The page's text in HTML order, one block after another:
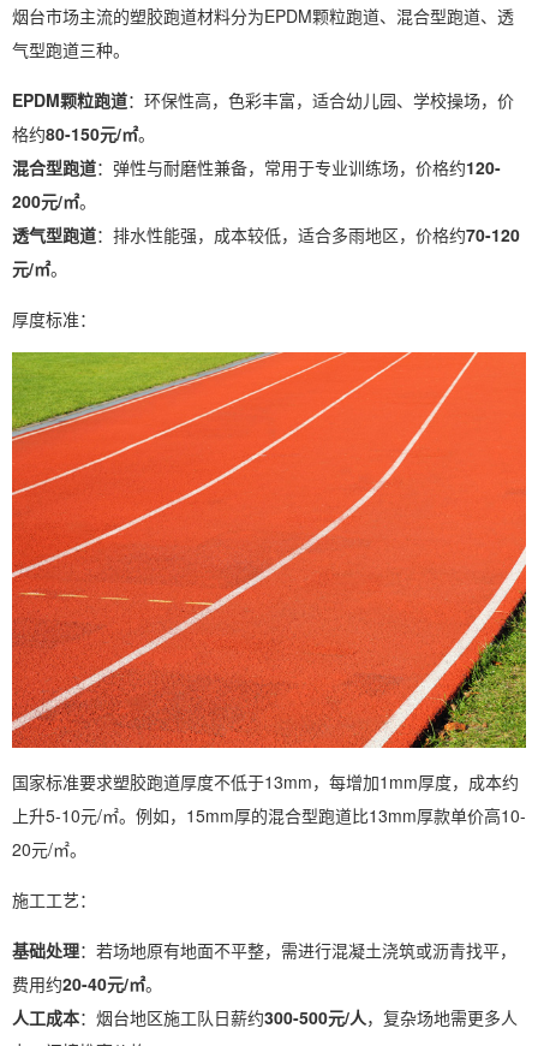
烟台市场主流的塑胶跑道材料分为EPDM颗粒跑道、混合型跑道、透
气型跑道三种。
EPDM颗粒跑道：环保性高，色彩丰富，适合幼儿园、学校操场，价
格约80-150元/㎡。
混合型跑道：弹性与耐磨性兼备，常用于专业训练场，价格约120-
200元/㎡。
透气型跑道：排水性能强，成本较低，适合多雨地区，价格约70-120
元/㎡。
厚度标准：
国家标准要求塑胶跑道厚度不低于13mm，每增加1mm厚度，成本约
上升5-10元/㎡。例如，15mm厚的混合型跑道比13mm厚款单价高10-
20元/㎡。
施工工艺：
基础处理：若场地原有地面不平整，需进行混凝土浇筑或沥青找平，
费用约20-40元/㎡。
人工成本：烟台地区施工队日薪约300-500元/人，复杂场地需更多人